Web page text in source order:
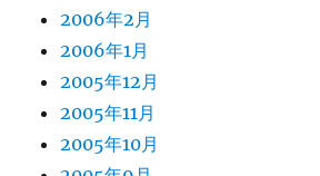
2006年2月
2006年1月
2005年12月
2005年11月
2005年10月